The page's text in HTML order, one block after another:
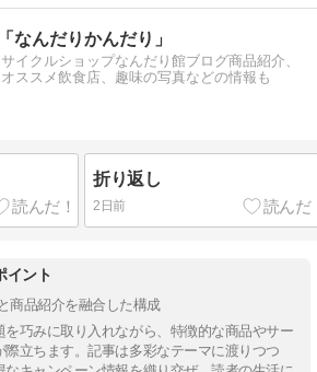
なんだりかんだり」
イクルショップなんだり館ブログ商品紹介、
ススメ飲食店、趣味の写真などの情報も
折り返し
2日前
イント
商品紹介を融合した構成
巧みに取り入れながら、特徴的な商品やサー
際立ちます。記事は多彩なテーマに渡りつつ